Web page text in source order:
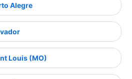
Alegre
Louis (MO)